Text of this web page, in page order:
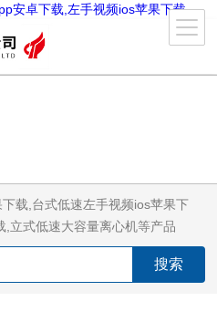
安卓下载,左手视频ios苹果下载
载,台式低速左手视频ios苹果下
立式低速大容量离心机等产品